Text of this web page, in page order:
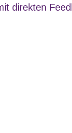
direkten